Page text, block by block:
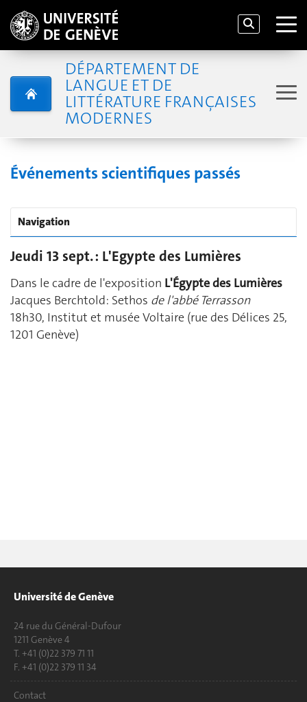
DÉPARTEMENT DE
LANGUE ET DE
LITTÉRATURE FRANÇAISES
MODERNES
Événements scientifiques passés
Navigation
Jeudi 13 sept. : L'Egypte des Lumières
Dans le cadre de l'exposition L'Égypte des Lumières
Jacques Berchtold: Sethos de l'abbé Terrasson
18h30, Institut et musée Voltaire (rue des Délices 25,
1201 Genève)
Université de Genève
24 rue du Général-Dufour
1211 Genève 4
T. +41 (0)22 379 71 11
F. +41 (0)22 379 11 34
Contact